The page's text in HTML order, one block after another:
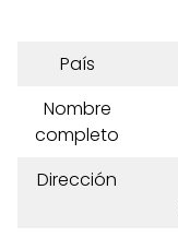
País
Nombre
completo
Dirección